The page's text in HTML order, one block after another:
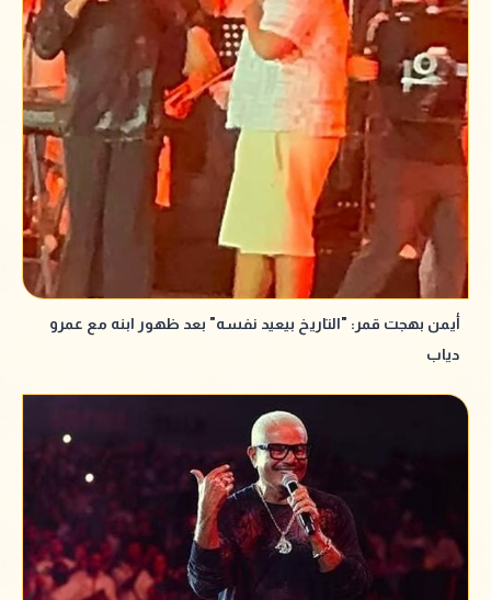
أيمن بهجت قمر: "التاريخ بيعيد نفسه" بعد ظهور ابنه مع عمرو
دياب